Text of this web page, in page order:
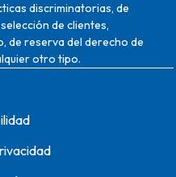
discriminatorias, de
de clientes,
de reserva del derecho de
otro tipo.